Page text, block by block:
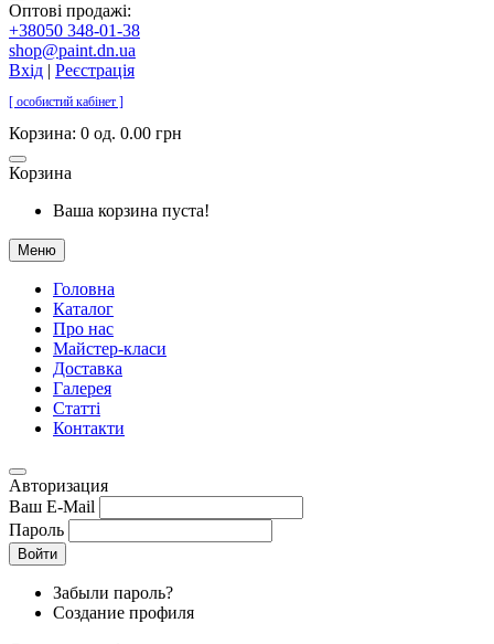
Оптові продажі:
+38050 348-01-38
shop@paint.dn.ua
Вхід | Реєстрація
[ особистий кабінет ]
Корзина: 0 од. 0.00 грн
Корзина
Ваша корзина пуста!
Меню
Головна
Каталог
Про нас
Майстер-класи
Доставка
Галерея
Статтi
Контакти
Авторизация
Ваш E-Mail
Пароль
Войти
Забыли пароль?
Создание профиля